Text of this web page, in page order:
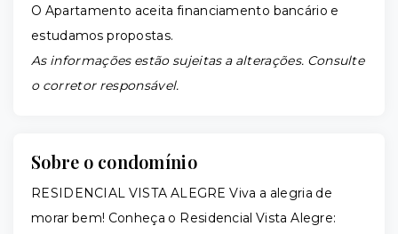
O Apartamento aceita financiamento bancário e
estudamos propostas.
As informações estão sujeitas a alterações. Consulte
o corretor responsável.
Sobre o condomínio
RESIDENCIAL VISTA ALEGRE Viva a alegria de
morar bem! Conheça o Residencial Vista Alegre: